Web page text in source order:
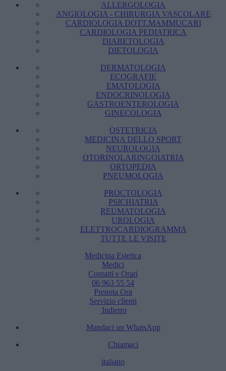
ALLERGOLOGIA
ANGIOLOGIA - CHIRURGIA VASCOLARE
CARDIOLOGIA DOTT.MAMMUCARI
CARDIOLOGIA PEDIATRICA
DIABETOLOGIA
DIETOLOGIA
DERMATOLOGIA
ECOGRAFIE
EMATOLOGIA
ENDOCRINOLOGIA
GASTROENTEROLOGIA
GINECOLOGIA
OSTETRICIA
MEDICINA DELLO SPORT
NEUROLOGIA
OTORINOLARINGOIATRIA
ORTOPEDIA
PNEUMOLOGIA
PROCTOLOGIA
PSICHIATRIA
REUMATOLOGIA
UROLOGIA
ELETTROCARDIOGRAMMA
TUTTE LE VISITE
Medicina Estetica
Medici
Contatti e Orari
06 963 55 54
Prenota Ora
Servizio clienti
Indietro
Mandaci un WhatsApp
Chiamaci
italiano